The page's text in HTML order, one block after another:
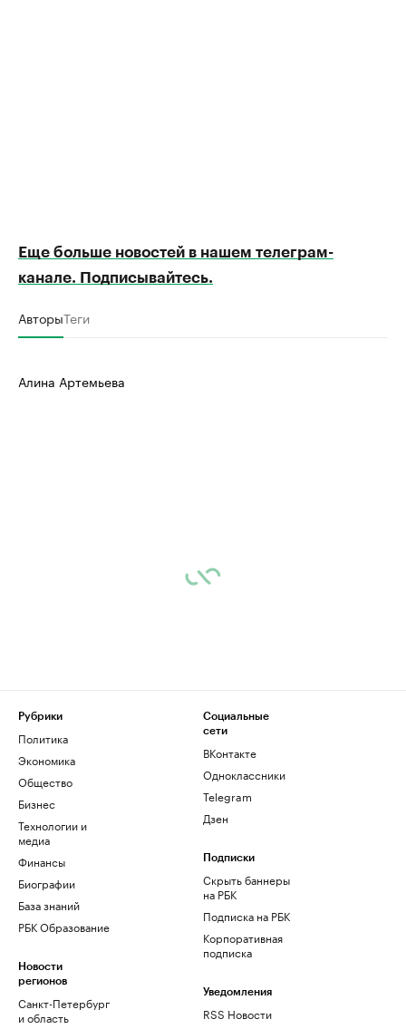
Еще больше новостей в нашем телеграм-
канале. Подписывайтесь.
АвторыТеги
Алина Артемьева
Рубрики
Политика
Экономика
Общество
Бизнес
Технологии и
медиа
Финансы
Биографии
База знаний
РБК Образование
Новости
регионов
Санкт-Петербург
и область
Социальные
сети
ВКонтакте
Одноклассники
Telegram
Дзен
Подписки
Скрыть баннеры
на РБК
Подписка на РБК
Корпоративная
подписка
Уведомления
RSS Новости